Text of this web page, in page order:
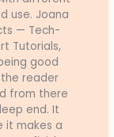
use. Joana
— Tech-
Tutorials,
good
reader
from there
end. It
it makes a